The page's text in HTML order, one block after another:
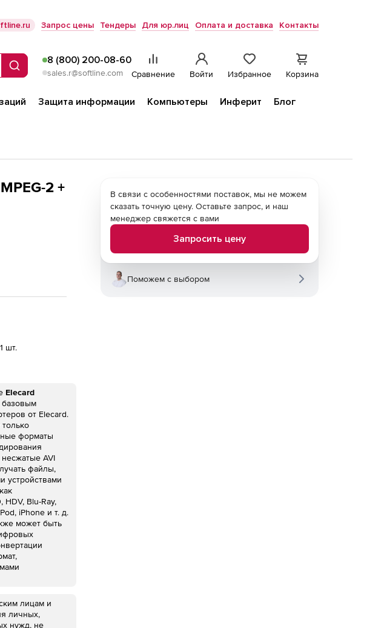
Запрос цены Тендеры Для юр.лиц Оплата и доставка Контакты
Поиск
8 (800) 200-08-60
sales.r@softline.com Сравнение Войти Избранное Корзина
Защита информации Компьютеры Инферит
Блог
2 +
шт.
Elecard
базовым
от Elecard.
форматы
несжатые AVI
файлы,
устройствами
HDV, Blu-Ray,
iPhone и т. д.
может быть
лицам и
личных,
нужд, не
В связи с особенностями поставок, мы не можем
сказать точную цену. Оставьте запрос, и наш
менеджер свяжется с вами
Запросить цену
Поможем с выбором